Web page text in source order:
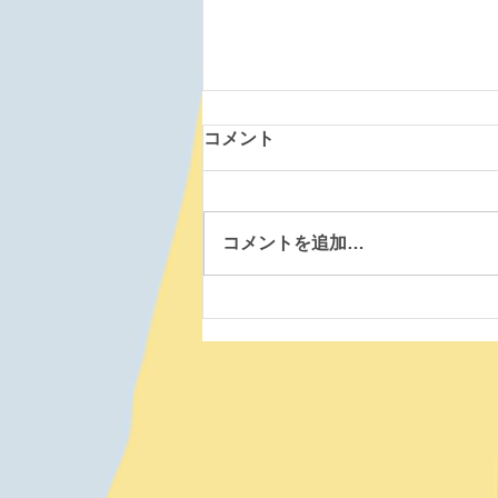
八雲道場 260804
コメント
コメントを追加…